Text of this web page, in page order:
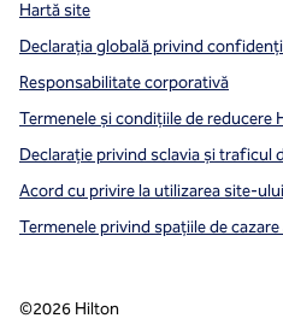
Hartă site
Declarația globală privind
Responsabilitate corporativă
Termenele și condițiile de reducere
Declarație privind sclavia și traficul
Acord cu privire la utilizarea site-ului
Termenele privind spațiile de
©2026 Hilton